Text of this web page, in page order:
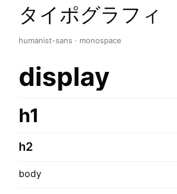
タイポグラフィ
humanist-sans · monospace
display
h1
h2
body